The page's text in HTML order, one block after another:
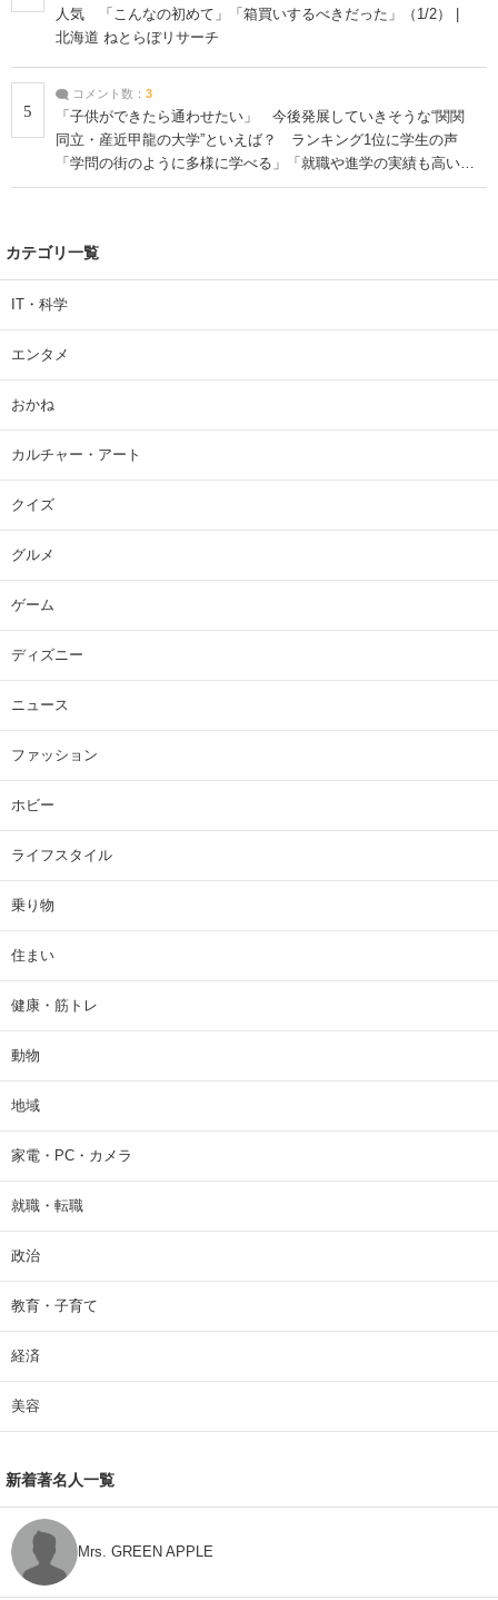
人気 「こんなの初めて」「箱買いするべきだった」（1/2） |
北海道 ねとらぼリサーチ
5
コメント数： 3
「子供ができたら通わせたい」 今後発展していきそうな“関関
同立・産近甲龍の大学”といえば？ ランキング1位に学生の声
「学問の街のように多様に学べる」「就職や進学の実績も高い」
| 大学 ねとらぼリサーチ
カテゴリ一覧
IT・科学
エンタメ
おかね
カルチャー・アート
クイズ
グルメ
ゲーム
ディズニー
ニュース
ファッション
ホビー
ライフスタイル
乗り物
住まい
健康・筋トレ
動物
地域
家電・PC・カメラ
就職・転職
政治
教育・子育て
経済
美容
新着著名人一覧
Mrs. GREEN APPLE